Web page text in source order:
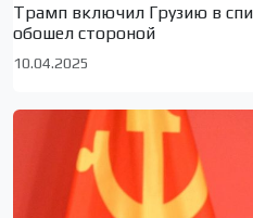
Трамп включил Грузию в
обошел стороной
10.04.2025